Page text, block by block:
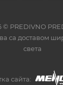
© PREDIVNO
са доставом
света
сайта: